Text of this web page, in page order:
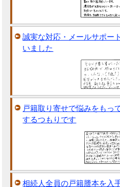
誠実な対応・メールサポー
いました
戸籍取り寄せで悩みをもっ
するつもりです
相続人全員の戸籍謄本を入